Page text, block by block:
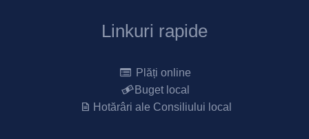
Linkuri rapide
Plăți online
Buget local
Hotărâri ale Consiliului local